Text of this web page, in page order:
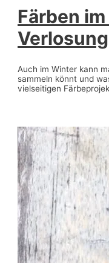
Färben
Verlosung
Auch im Winter kann
sammeln könnt und
vielseitigen